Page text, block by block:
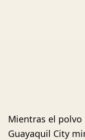
Mientras el polvo
Guayaquil City